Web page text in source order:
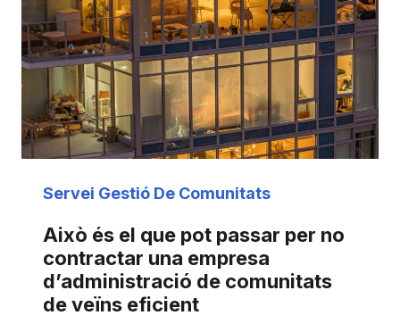
OBLIGACIONS
FISCALS
DEL
LLOGUER
Servei Gestió De Comunitats
Això és el que pot passar per no
contractar una empresa
d’administració de comunitats
de veïns eficient